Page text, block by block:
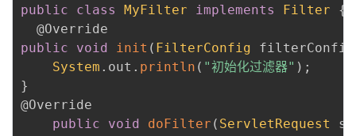
public
class MyFilter implements Filter
{
@Override
public
void init ( FilterConfig filterConfig
System . out . println ( "初始化过滤器" ) ;
}
@Override
public
void doFilter ( ServletRequest